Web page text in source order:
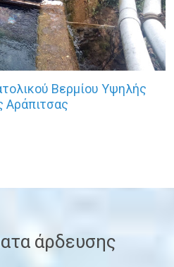
Βερμίου Υψηλής
Αράπιτσας
άρδευσης